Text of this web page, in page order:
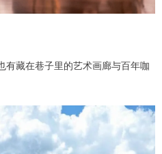
有藏在巷子里的艺术画廊与百年咖